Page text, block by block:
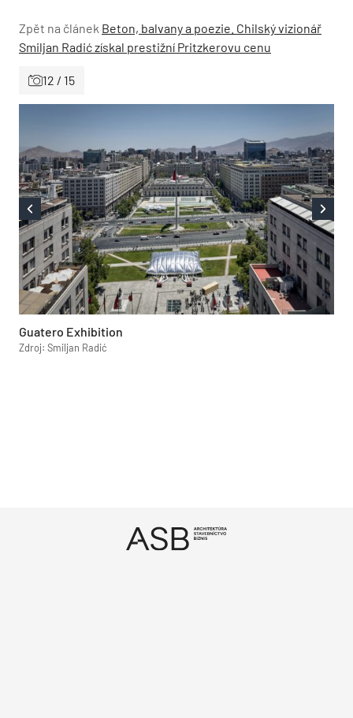
Zpět na článek Beton, balvany a poezie. Chilský vizionář
Smiljan Radić získal prestižní Pritzkerovu cenu
12 / 15
Guatero Exhibition
Zdroj: Smiljan Radić